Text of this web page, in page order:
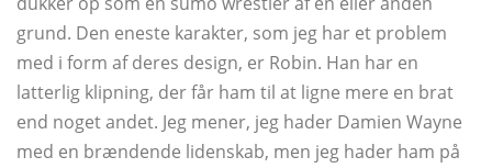
grund. Den eneste karakter, som jeg har et problem
med i form af deres design, er Robin. Han har en
latterlig klipning, der får ham til at ligne mere en brat
end noget andet. Jeg mener, jeg hader Damien Wayne
med en brændende lidenskab, men jeg hader ham på